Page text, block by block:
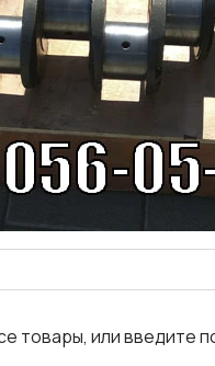
товары, или введите